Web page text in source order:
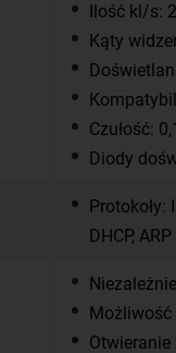
Ilość kl/s:
Kąty
Czułość:
Diody
Protokoły:
DHCP, ARP
Możliwość